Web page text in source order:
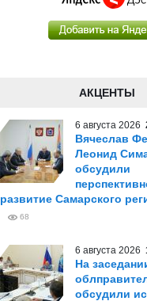
АКЦЕНТЫ
6 августа 2026
Вячеслав
Леонид
обсудили
развитие Самарского
68
6 августа 2026
На
обсудили